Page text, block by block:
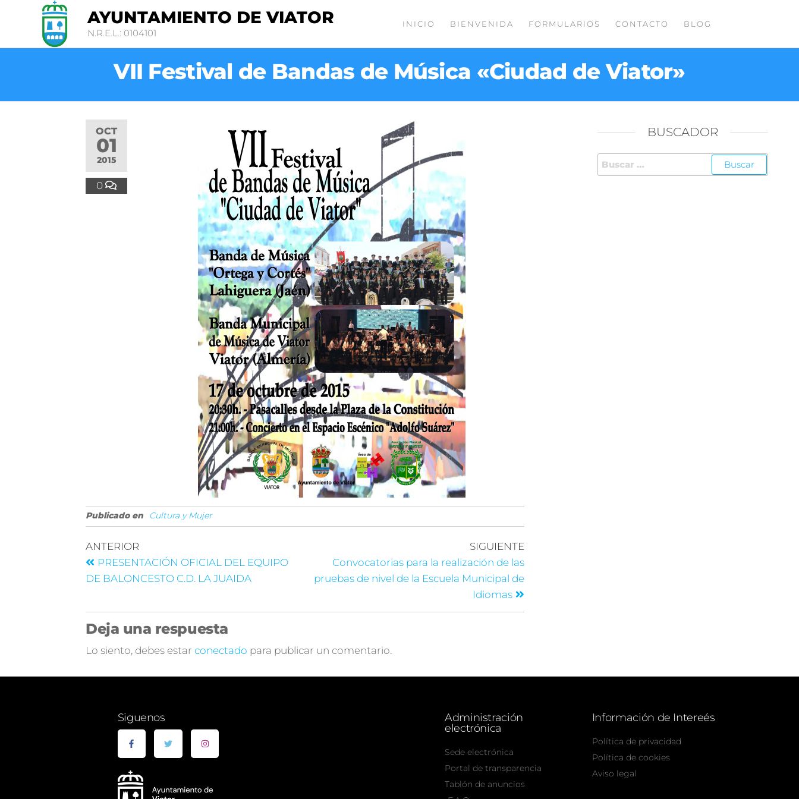
AYUNTAMIENTO DE VIATOR
N.R.E.L.: 0104101
INICIO BIENVENIDA FORMULARIOS CONTACTO BLOG
VII Festival de Bandas de Música «Ciudad de Viator»
OCT
01
2015
0
Publicado en Cultura y Mujer
ANTERIOR
PRESENTACIÓN OFICIAL DEL EQUIPO
DE BALONCESTO C.D. LA JUAIDA
SIGUIENTE
Convocatorias para la realización de las
pruebas de nivel de la Escuela Municipal de
Idiomas
Deja una respuesta
Lo siento, debes estarconectado para publicar un comentario.
BUSCADOR
Siguenos
Administración
electrónica
Sede electrónica
Portal de transparencia
Tablón de anuncios
Información de Intereés
Política de privacidad
Política de cookies
Aviso legal